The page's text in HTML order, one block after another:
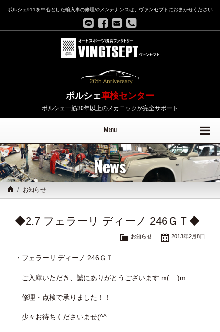
ポルシェ911を中心とした輸入車の修理やメンテナンスは、ヴァンセプトにおまかせください
ポルシェ車検センター
ポルシェ一筋30年以上のメカニックが完全サポート
Menu
News
お知らせ
◆2.7 フェラーリ ディーノ 246ＧＴ◆
2013年2月8日
お知らせ
・フェラーリ ディーノ 246ＧＴ
ご入庫いただき、誠にありがとうございます m(__)m
修理・点検で承りました！！
少々お待ちくださいませ(^^ゞ